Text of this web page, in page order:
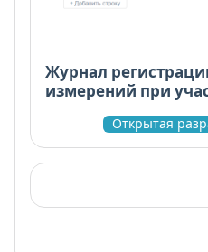
Журнал
измерений при
испытаниях (МСИ)
Открытая